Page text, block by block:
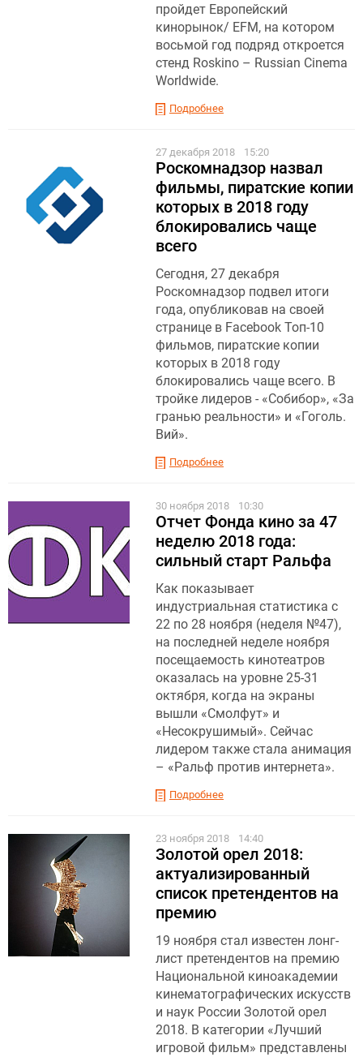
пройдет Европейский
кинорынок/ EFM, на котором
восьмой год подряд откроется
стенд Roskino – Russian Cinema
Worldwide.
Подробнее
27 декабря 2018 15:20
Роскомнадзор назвал
фильмы, пиратские копии
которых в 2018 году
блокировались чаще
всего
Сегодня, 27 декабря
Роскомнадзор подвел итоги
года, опубликовав на своей
странице в Facebook Топ-10
фильмов, пиратские копии
которых в 2018 году
блокировались чаще всего. В
тройке лидеров - «Собибор», «За
гранью реальности» и «Гоголь.
Вий».
Подробнее
30 ноября 2018 10:30
Отчет Фонда кино за 47
неделю 2018 года:
сильный старт Ральфа
Как показывает
индустриальная статистика с
22 по 28 ноября (неделя №47),
на последней неделе ноября
посещаемость кинотеатров
оказалась на уровне 25-31
октября, когда на экраны
вышли «Смолфут» и
«Несокрушимый». Сейчас
лидером также стала анимация
– «Ральф против интернета».
Подробнее
23 ноября 2018 14:40
Золотой орел 2018:
актуализированный
список претендентов на
премию
19 ноября стал известен лонг-
лист претендентов на премию
Национальной киноакадемии
кинематографических искусств
и наук России Золотой орел
2018. В категории «Лучший
игровой фильм» представлены